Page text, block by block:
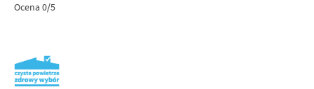
Ocena 0/5